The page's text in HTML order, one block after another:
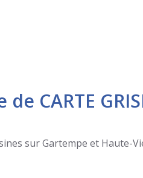
CARTE
sur Gartempe et Haute-